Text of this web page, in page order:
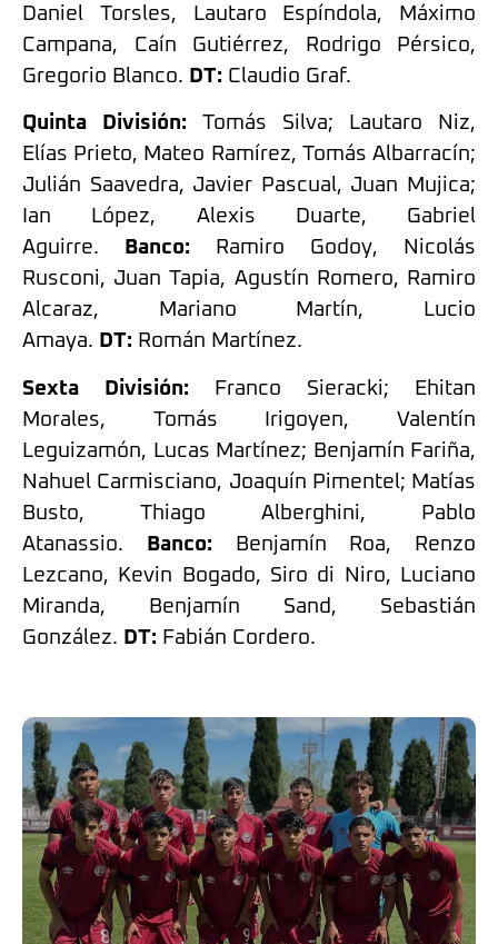
Daniel Torsles, Lautaro Espíndola, Máximo
Campana, Caín Gutiérrez, Rodrigo Pérsico,
Gregorio Blanco. DT: Claudio Graf.
Quinta División:
Tomás Silva; Lautaro Niz,
Elías Prieto, Mateo Ramírez, Tomás Albarracín;
Julián Saavedra, Javier Pascual, Juan Mujica;
Ian López, Alexis Duarte, Gabriel
Aguirre.
Banco: Ramiro Godoy, Nicolás
Rusconi, Juan Tapia, Agustín Romero, Ramiro
Alcaraz, Mariano Martín, Lucio
Amaya. DT: Román Martínez.
Sexta División: Franco Sieracki; Ehitan
Morales, Tomás Irigoyen, Valentín
Leguizamón, Lucas Martínez; Benjamín Fariña,
Nahuel Carmisciano, Joaquín Pimentel; Matías
Busto, Thiago Alberghini, Pablo
Atanassio.
Banco: Benjamín Roa, Renzo
Lezcano, Kevin Bogado, Siro di Niro, Luciano
Miranda, Benjamín Sand, Sebastián
González. DT: Fabián Cordero.